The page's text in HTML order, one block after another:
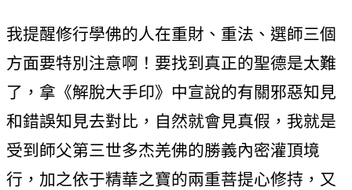
我提醒修行學佛的人在重財、重法、選師三個
方面要特別注意啊！要找到真正的聖德是太難
了，拿《解脫大手印》中宣說的有關邪惡知見
和錯誤知見去對比，自然就會見真假，我就是
受到師父第三世多杰羌佛的勝義內密灌頂境
行，加之依于精華之寶的兩重菩提心修持，又